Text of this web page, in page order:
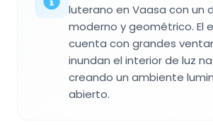
luterano en Vaasa con un
moderno y geométrico. El
cuenta con grandes
inundan el interior de luz
creando un ambiente
abierto.